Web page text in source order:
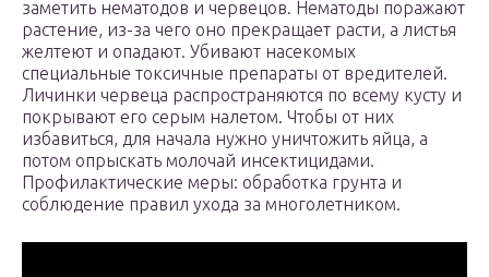
заметить нематодов и червецов. Нематоды поражают
растение, из-за чего оно прекращает расти, а листья
желтеют и опадают. Убивают насекомых
специальные токсичные препараты от вредителей.
Личинки червеца распространяются по всему кусту и
покрывают его серым налетом. Чтобы от них
избавиться, для начала нужно уничтожить яйца, а
потом опрыскать молочай инсектицидами.
Профилактические меры: обработка грунта и
соблюдение правил ухода за многолетником.